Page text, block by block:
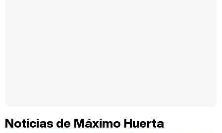
Noticias de Máximo Huerta